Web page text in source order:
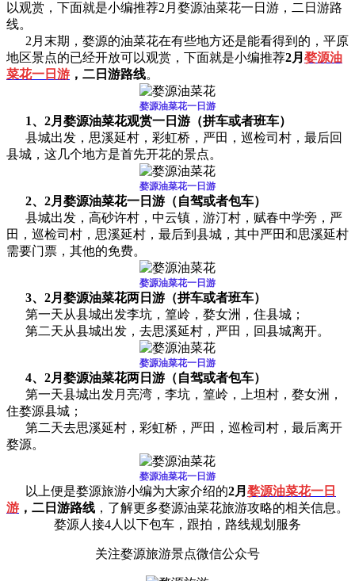
以观赏，下面就是小编推荐2月婺源油菜花一日游，二日游路
线。
2月末期，婺源的油菜花在有些地方还是能看得到的，平原
地区景点的已经开放可以观赏，下面就是小编推荐2月 婺源油
菜花一日游 ，二日游路线。
婺源油菜花一日游
1、2月婺源油菜花观赏一日游（拼车或者班车）
县城出发，思溪延村，彩虹桥，严田，巡检司村，最后回
县城，这几个地方是首先开花的景点。
婺源油菜花一日游
2、2月婺源油菜花一日游（自驾或者包车）
县城出发，高砂许村，中云镇，游汀村，赋春中学旁，严
田，巡检司村，思溪延村，最后到县城，其中严田和思溪延村
需要门票，其他的免费。
婺源油菜花一日游
3、2月婺源油菜花两日游（拼车或者班车）
第一天从县城出发李坑，篁岭，婺女洲，住县城；
第二天从县城出发，去思溪延村，严田，回县城离开。
婺源油菜花一日游
4、2月婺源油菜花两日游（自驾或者包车）
第一天县城出发月亮湾，李坑，篁岭，上坦村，婺女洲，
住婺源县城；
第二天去思溪延村，彩虹桥，严田，巡检司村，最后离开
婺源。
婺源油菜花一日游
以上便是婺源旅游小编为大家介绍的2月 婺源油菜花一日
游 ，二日游路线 ，了解更多婺源油菜花旅游攻略的相关信息。
婺源人接4人以下包车，跟拍，路线规划服务
关注婺源旅游景点微信公众号